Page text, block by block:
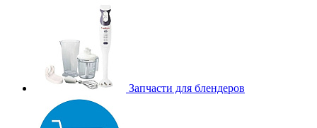
Запчасти для блендеров